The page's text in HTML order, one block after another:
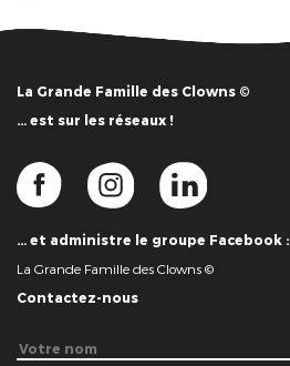
La Grande Famille des Clowns ©
… est sur les réseaux !
… et administre le groupe Facebook :
La Grande Famille des Clowns ©
Contactez-nous